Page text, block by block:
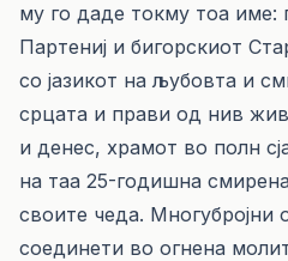
му го даде токму тоа име:
Партениј и бигорскиот
со јазикот на љубовта и
срцата и прави од нив
и денес, храмот во полн
на таа 25-годишна
своите чеда. Многубројни
соединети во огнена